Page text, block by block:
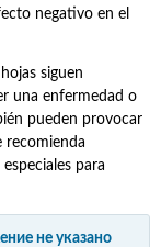
negativo en el
siguen
una enfermedad o
pueden provocar
recomienda
para
не указано